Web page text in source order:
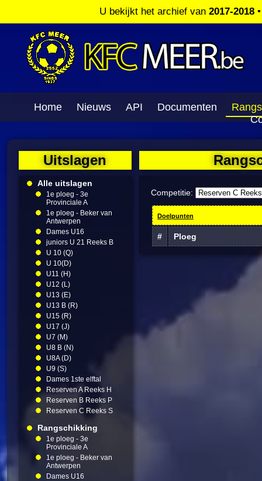
U bekijkt het archief van 2017-2018
Home Nieuws API Documenten
Uitslagen
Alle uitslagen
1e ploeg - 3e
Provinciale A
1e ploeg - Beker van
Antwerpen
Dames U16
juniors U 21 Reeks B
U 10 (Q)
U 10(D)
U11 (H)
U12 (L)
U13 (E)
U13 B (R)
U15 (R)
U17 (J)
U7 (M)
U8 B (N)
U8A (D)
U9 (S)
Dames 1ste elftal
Reserven A Reeks H
Reserven B Reeks P
Reserven C Reeks S
Rangschikking
1e ploeg - 3e
Provinciale A
1e ploeg - Beker van
Antwerpen
Dames U16
Competitie:
Doelpunten
# Ploeg